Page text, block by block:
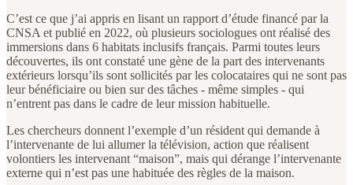
C’est ce que j’ai appris en lisant un rapport d’étude financé par la
CNSA et publié en 2022, où plusieurs sociologues ont réalisé des
immersions dans 6 habitats inclusifs français. Parmi toutes leurs
découvertes, ils ont constaté une gène de la part des intervenants
extérieurs lorsqu’ils sont sollicités par les colocataires qui ne sont pas
leur bénéficiaire ou bien sur des tâches - même simples - qui
n’entrent pas dans le cadre de leur mission habituelle.
Les chercheurs donnent l’exemple d’un résident qui demande à
l’intervenante de lui allumer la télévision, action que réalisent
volontiers les intervenant “maison”, mais qui dérange l’intervenante
externe qui n’est pas une habituée des règles de la maison.